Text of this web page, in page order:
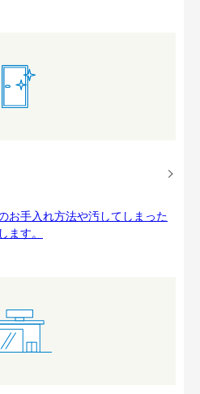
お手入れ方法や汚してしまった
ます。